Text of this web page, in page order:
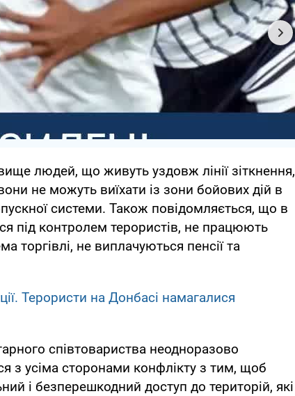
людей, що живуть уздовж лінії зіткнення,
не можуть виїхати із зони бойових дій в
системи. Також повідомляється, що в
під контролем терористів, не працюють
торгівлі, не виплачуються пенсії та
Терористи на Донбасі намагалися
співтовариства неодноразово
з усіма сторонами конфлікту з тим, щоб
і безперешкодний доступ до територій, які